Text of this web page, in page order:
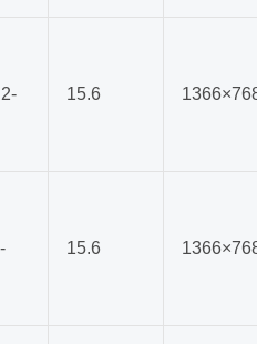
15.6
15.6